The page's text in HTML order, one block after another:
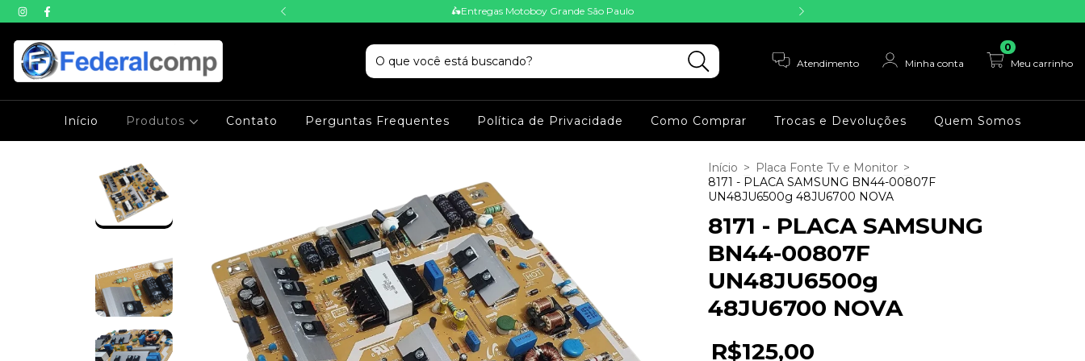
em ate 3x sem juros 🛵Entregas Motoboy Grande São Paulo
Atendimento Minha conta Meu carrinho
0
Início Produtos Contato Perguntas Frequentes Política de Privacidade Como Comprar Trocas e Devoluções Quem Somos
Início > Placa Fonte Tv e Monitor >
8171 - PLACA SAMSUNG BN44-00807F
UN48JU6500g 48JU6700 NOVA
8171 - PLACA SAMSUNG
BN44-00807F
UN48JU6500g
48JU6700 NOVA
R$125,00